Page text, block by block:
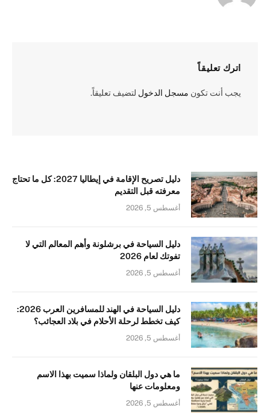
اترك تعليقاً
يجب أنت تكون مسجل الدخول لتضيف تعليقاً.
دليل تصريح الإقامة في إيطاليا 2027: كل ما تحتاج
معرفته قبل التقديم
أغسطس 5, 2026
دليل السياحة في برشلونة وأهم المعالم التي لا
تفوتك لعام 2026
أغسطس 5, 2026
دليل السياحة في الهند للمسافرين العرب 2026:
كيف تخطط لرحلة الأحلام في بلاد العجائب؟
أغسطس 5, 2026
ما هي دول البلقان ولماذا سميت بهذا الاسم
ومعلومات عنها
أغسطس 5, 2026